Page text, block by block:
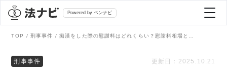
Powered by ベンナビ
TOP 刑事事件
刑事事件 更新日： 2025.10.21